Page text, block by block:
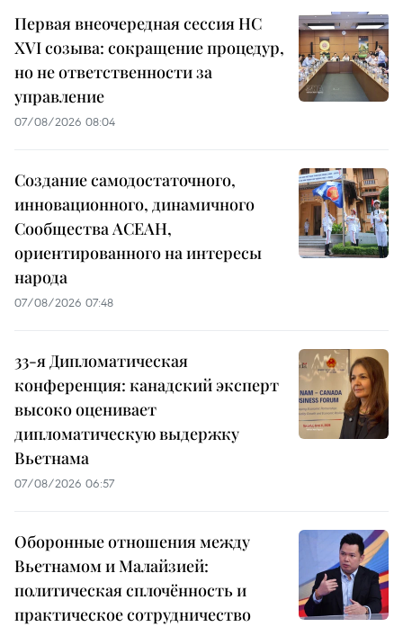
Первая внеочередная сессия НС
XVI созыва: сокращение процедур,
но не ответственности за
управление
07/08/2026 08:04
Создание самодостаточного,
инновационного, динамичного
Сообщества АСЕАН,
ориентированного на интересы
народа
07/08/2026 07:48
33-я Дипломатическая
конференция: канадский эксперт
высоко оценивает
дипломатическую выдержку
Вьетнама
07/08/2026 06:57
Оборонные отношения между
Вьетнамом и Малайзией:
политическая сплочённость и
практическое сотрудничество